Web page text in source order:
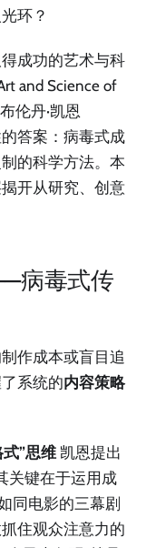
环？
成功的艺术与科
and Science of
伦丹·凯恩
的答案：病毒式成
的科学方法。本
开从研究、创意
病毒式传
作成本或盲目追
系统的内容策略
”思维 凯恩提出
关键在于运用成
同电影的三幕剧
住观众注意力的